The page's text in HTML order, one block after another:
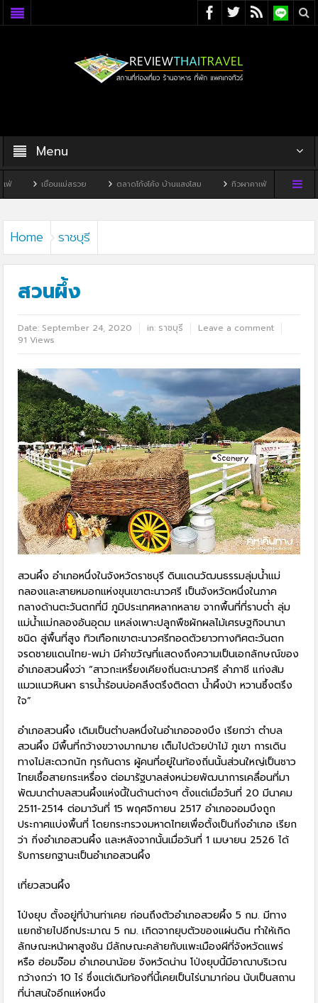
Menu
สรวย ตลาดโก้งโค้ง บ้านแสงโสม ทิวผาคาเฟ่ บ้านพิพิธภัณฑ์ไทดำ
Home ราชบุรี
สวนผึ้ง
Date: September 24, 2020 in: ราชบุรี
Leave a comment
91 Views
สวนผึ้ง อำเภอหนึ่งในจังหวัดราชบุรี ดินแดนวัฒนธรรมลุ่มน้ำแม่
กลองและสายหมอกแห่งขุนเขาตะนาวศรี เป็นจังหวัดหนึ่งในภาค
กลางด้านตะวันตกที่มี ภูมิประเทศหลากหลาย จากพื้นที่ที่ราบต่ำ ลุ่ม
แม่น้ำแม่กลองอันอุดม แหล่งเพาะปลูกพืชผักผลไม้เศรษฐกิจนานา
ชนิด สู่พื้นที่สูง ทิวเทือกเขาตะนาวศรีทอดตัวยาวทางทิศตะวันตก
จรดชายแดนไทย-พม่า มีคำขวัญที่แสดงถึงความเป็นเอกลักษณ์ของ
อำเภอสวนผึ้งว่า “สาวกะเหรื่ยงเคียงถิ่นตะนาวศรี ลำภาชี แก่งส้ม
แมวแนวหินผา ธารน้ำร้อนบ่อคลึงตรึงติดตา น้ำผึ้งป่า หวานซึ้งตรึง
ใจ”
อำเภอสวนผึ้ง เดิมเป็นตำบลหนึ่งในอำเภอจองบึง เรียกว่า ตำบล
สวนผึ้ง มีพื้นที่กว้างขวางมากมาย เต็มไปด้วยป่าไม้ ภูเขา การเดิน
ทางไม่สะดวกนัก ทุรกันดาร ผู้คนที่อยู่ในท้องถิ่นนั้นส่วนใหญ่เป็นชาว
ไทยเชื้อสายกระเหรื่อง ต่อมารัฐบาลส่งหน่วยพัฒนาการเคลื่อนที่มา
พัฒนาตำบลสวนผึ้งแห่งนี้ในด้านต่างๆ ตั้งแต่เมื่อวันที่ 20 มีนาคม
2511-2514 ต่อมาวันที่ 15 พฤศจิกายน 2517 อำเภอจอมบึงถูก
ประกาศแบ่งพื้นที่ โดยกระทรวงมหาดไทยเพื่อตั้งเป็นกิ่งอำเภอ เรียก
ว่า กิ่งอำเภอสวนผึ้ง และหลังจากนั้นเมื่อวันที่ 1 เมษายน 2526 ได้
รับการยกฐานะเป็นอำเภอสวนผึ้ง
เที่ยวสวนผึ้ง
โป่งยุบ ตั้งอยู่ที่บ้านท่าเคย ก่อนถึงตัวอำเภอสวยผึ้ง 5 กม. มีทาง
แยกซ้ายไปอีกประมาณ 5 กม. เกิดจากยุบตัวของแผ่นดิน ทำให้เกิด
ลักษณะหน้าผาสูงชัน มีลักษณะคล้ายกับแพะเมืองผีที่จังหวัดแพร่
หรือ ฮ่อมจ๊อม อำเภอนาน้อย จังหวัดน่าน โป่งยุบนี้มีอาณาบริเวณ
กว้างกว่า 10 ไร่ ซึ่งแต่เดิมท้องที่นี้เคยเป็นไร่นามาก่อน นับเป็นสถาน
ที่น่าสนใจอีกแห่งหนึ่ง